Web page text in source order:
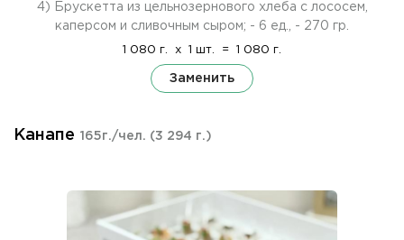
4) Брускетта из цельнозернового хлеба с лососем,
каперсом и сливочным сыром; - 6 ед., - 270 гр.
1 080 г. x 1 шт. = 1 080 г.
Заменить
Канапе 165г./чел. (3 294 г.)